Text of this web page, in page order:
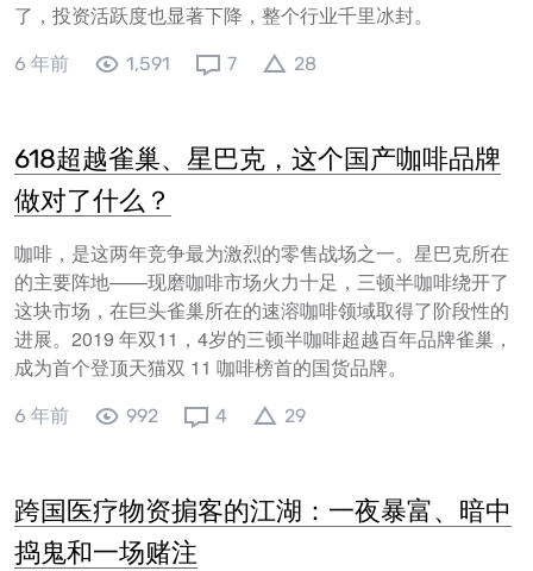
了，投资活跃度也显著下降，整个行业千里冰封。
6 年前 1,591 7 28
618超越雀巢、星巴克，这个国产咖啡品牌
做对了什么？
咖啡，是这两年竞争最为激烈的零售战场之一。星巴克所在
的主要阵地——现磨咖啡市场火力十足，三顿半咖啡绕开了
这块市场，在巨头雀巢所在的速溶咖啡领域取得了阶段性的
进展。2019 年双11，4岁的三顿半咖啡超越百年品牌雀巢，
成为首个登顶天猫双 11 咖啡榜首的国货品牌。
6 年前 992 4 29
跨国医疗物资掮客的江湖：一夜暴富、暗中
捣鬼和一场赌注